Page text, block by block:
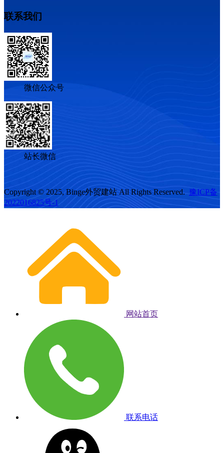
联系我们
微信公众号
站长微信
Copyright © 2025, Binge外贸建站 All Rights Reserved. 豫ICP备
2022016825号-1
网站首页
联系电话